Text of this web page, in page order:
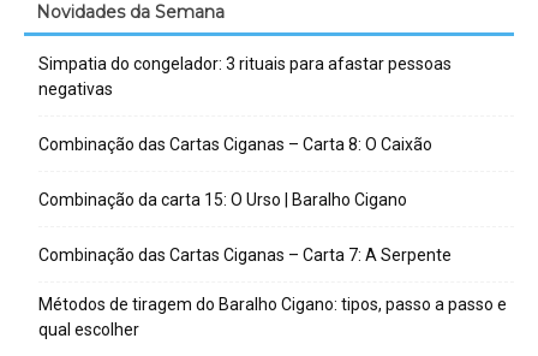
Novidades da Semana
Simpatia do congelador: 3 rituais para afastar pessoas
negativas
Combinação das Cartas Ciganas – Carta 8: O Caixão
Combinação da carta 15: O Urso | Baralho Cigano
Combinação das Cartas Ciganas – Carta 7: A Serpente
Métodos de tiragem do Baralho Cigano: tipos, passo a passo e
qual escolher